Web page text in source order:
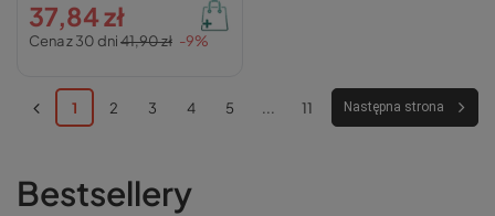
Cena z 30 dni41,90 zł -9%
37,84 zł
1 2 3 4 5 ... 11 Następna strona
Bestsellery